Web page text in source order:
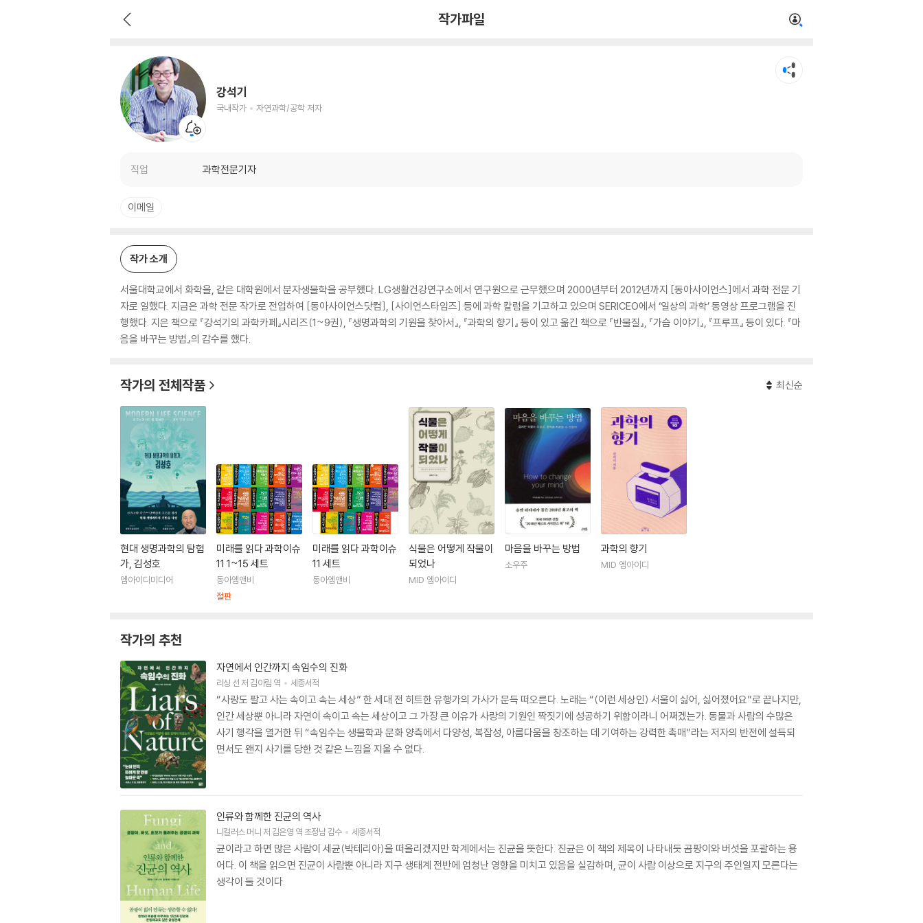
작가파일
강석기
국내작가 자연과학/공학 저자
직업 과학전문기자
이메일
작가 소개
서울대학교에서 화학을, 같은 대학원에서 분자생물학을 공부했다. LG생활건강연구소에서 연구원으로 근무했으며 2000년부터 2012년까지 [동아사이언스]에서 과학 전문 기
자로 일했다. 지금은 과학 전문 작가로 전업하여 [동아사이언스닷컴], [사이언스타임즈] 등에 과학 칼럼을 기고하고 있으며 SERICEO에서 ‘일상의 과학’ 동영상 프로그램을 진
행했다. 지은 책으로 『강석기의 과학카페』시리즈(1~9권), 『생명과학의 기원을 찾아서』, 『과학의 향기』 등이 있고 옮긴 책으로 『반물질』, 『가슴 이야기』, 『프루프』 등이 있다. 『마
음을 바꾸는 방법』의 감수를 했다.
작가의 전체작품 최신순
현대 생명과학의 탐험
가, 김성호
엠아이디미디어
미래를 읽다 과학이슈
11 1~15 세트
동아엠앤비
절판
미래를 읽다 과학이슈
11 세트
동아엠앤비
식물은 어떻게 작물이
되었나
MID 엠아이디
마음을 바꾸는 방법
소우주
과학의 향기
MID 엠아이디
작가의 추천
자연에서 인간까지 속임수의 진화
리싱 선저김아림 역 세종서적
“사랑도 팔고 사는 속이고 속는 세상” 한 세대 전 히트한 유행가의 가사가 문득 떠오른다. 노래는 “(이런 세상인) 서울이 싫어, 싫어졌어요”로 끝나지만,
인간 세상뿐 아니라 자연이 속이고 속는 세상이고 그 가장 큰 이유가 사랑의 기원인 짝짓기에 성공하기 위함이라니 어쩌겠는가. 동물과 사람의 수많은
사기 행각을 열거한 뒤 “속임수는 생물학과 문화 양측에서 다양성, 복잡성, 아름다움을 창조하는 데 기여하는 강력한 촉매”라는 저자의 반전에 설득되
면서도 왠지 사기를 당한 것 같은 느낌을 지울 수 없다.
인류와 함께한 진균의 역사
니컬러스 머니저김은영 역 조정남감수 세종서적
균이라고 하면 많은 사람이 세균(박테리아)을 떠올리겠지만 학계에서는 진균을 뜻한다. 진균은 이 책의 제목이 나타내듯 곰팡이와 버섯을 포괄하는 용
어다. 이 책을 읽으면 진균이 사람뿐 아니라 지구 생태계 전반에 엄청난 영향을 미치고 있음을 실감하며, 균이 사람 이상으로 지구의 주인일지 모른다는
생각이 들 것이다.